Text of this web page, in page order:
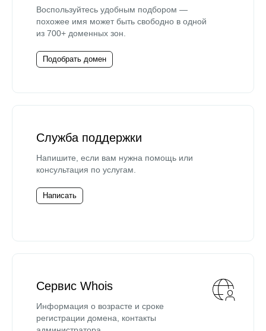
Воспользуйтесь удобным подбором —
похожее имя может быть свободно в одной
из 700+ доменных зон.
Подобрать домен
Служба поддержки
Напишите, если вам нужна помощь или
консультация по услугам.
Написать
Сервис Whois
Информация о возрасте и сроке
регистрации домена, контакты